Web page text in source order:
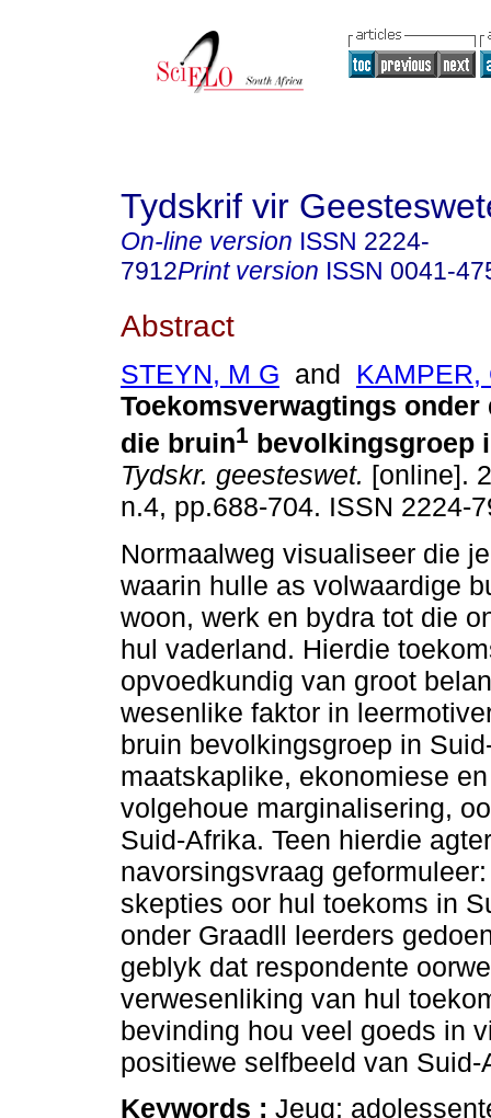
Tydskrif vir
On-line version ISSN 2224-
7912Print version ISSN 0041-
Abstract
STEYN, M G and KAMPER,
Toekomsverwagtings onder
die bruin1 bevolkingsgroep
Tydskr. geesteswet. [online].
n.4, pp.688-704. ISSN 2224-
Normaalweg visualiseer die
waarin hulle as volwaardige
woon, werk en bydra tot die
hul vaderland. Hierdie
opvoedkundig van groot
wesenlike faktor in
bruin bevolkingsgroep in
maatskaplike, ekonomiese
volgehoue marginalisering,
Suid-Afrika. Teen hierdie
navorsingsvraag
skepties oor hul toekoms in
onder Graadll leerders
geblyk dat respondente
verwesenliking van hul
bevinding hou veel goeds in
positiewe selfbeeld van
Keywords : Jeug;